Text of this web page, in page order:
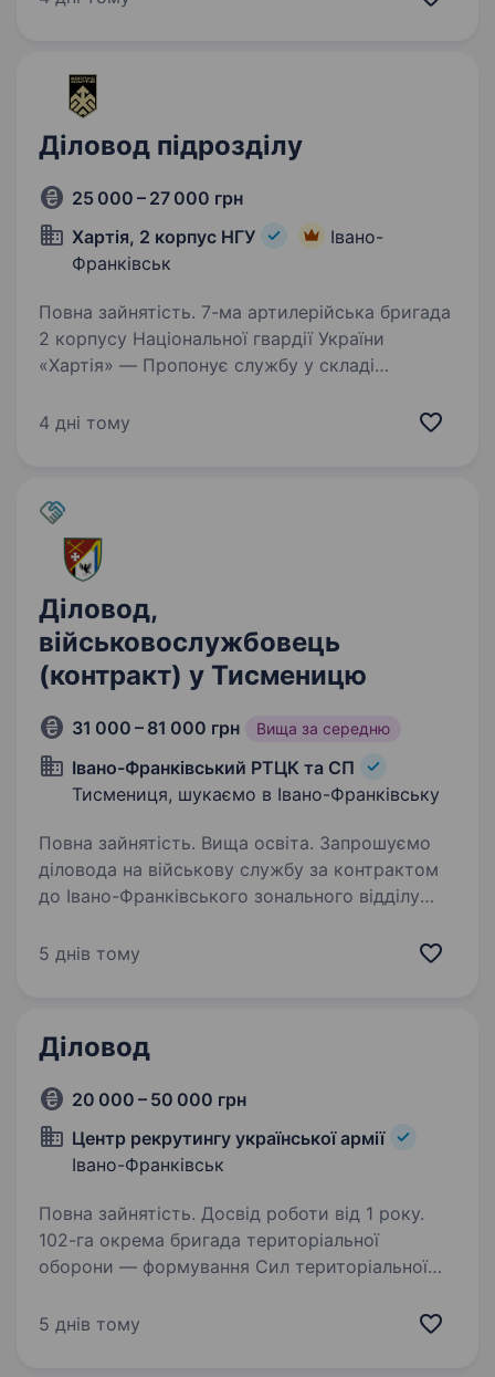
Діловод підрозділу
25 000 – 27 000 грн
Хартія, 2 корпус НГУ
Івано-
Франківськ
Повна зайнятість. 7-ма артилерійська бригада
2 корпусу Національної гвардії України
«Хартія» — Пропонує службу у складі
підрозділу з якісним навчанням, підготовкою,
4 дні тому
Діловод,
військовослужбовець
(контракт) у Тисменицю
31 000 – 81 000 грн Вища за середню
Івано-Франківський РТЦК та СП
Тисмениця, шукаємо в Івано-Франківську
Повна зайнятість. Вища освіта. Запрошуємо
діловода на військову службу за контрактом
до Івано-Франківського зонального відділу
Вимоги: фізична форма розвинена добре; вік
5 днів тому
Діловод
20 000 – 50 000 грн
Центр рекрутингу української армії
Івано-Франківськ
Повна зайнятість. Досвід роботи від 1 року.
102-га окрема бригада територіальної
оборони — формування Сил територіальної
повномасштабного вторгнення виконує
5 днів тому